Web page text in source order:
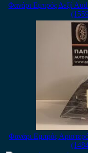
Φανάρι Εμπρός Δεξί
Φανάρι Εμπρός